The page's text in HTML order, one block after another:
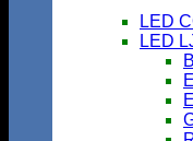
LED
LED